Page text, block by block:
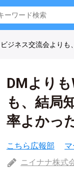
ジネス交流会より
DMより
も、結局
率よかっ
こちら広報部
ニイナナ株式